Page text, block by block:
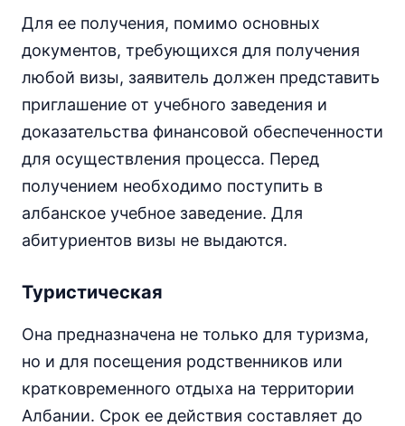
Для ее получения, помимо основных
документов, требующихся для получения
любой визы, заявитель должен представить
приглашение от учебного заведения и
доказательства финансовой обеспеченности
для осуществления процесса. Перед
получением необходимо поступить в
албанское учебное заведение. Для
абитуриентов визы не выдаются.
Туристическая
Она предназначена не только для туризма,
но и для посещения родственников или
кратковременного отдыха на территории
Албании. Срок ее действия составляет до